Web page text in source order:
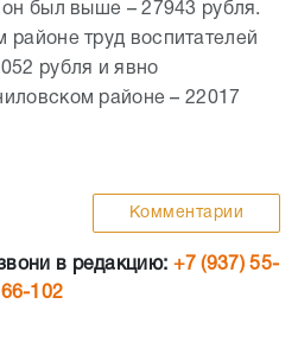
был выше – 27943 рубля.
районе труд воспитателей
рубля и явно
районе – 22017
Комментарии
в редакцию: +7 (937) 55-
66-102